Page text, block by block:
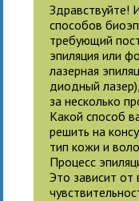
Здравствуйте!
способов
требующий
эпиляция или
лазерная
диодный
за несколько
Какой способ
решить на
тип кожи и
Процесс
Это зависит